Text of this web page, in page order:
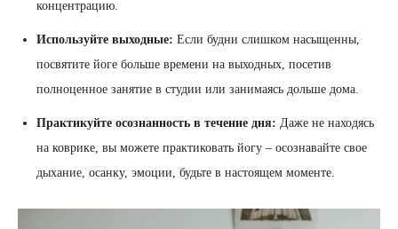
концентрацию.
Используйте выходные: Если будни слишком насыщенны,
посвятите йоге больше времени на выходных, посетив
полноценное занятие в студии или занимаясь дольше дома.
Практикуйте осознанность в течение дня: Даже не находясь
на коврике, вы можете практиковать йогу – осознавайте свое
дыхание, осанку, эмоции, будьте в настоящем моменте.